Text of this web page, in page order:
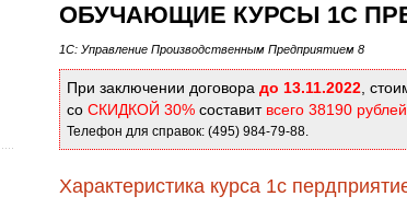
ОБУЧАЮЩИЕ КУРСЫ 1С
1С: Управление Производственным Предприятием 8
При заключении договора до 13.11.2022 ,
со СКИДКОЙ 30% составит всего 38190
Телефон для справок: (495) 984-79-88.
Характеристика курса 1с